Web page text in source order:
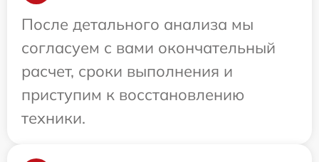
После детального анализа мы
согласуем с вами окончательный
расчет, сроки выполнения и
приступим к восстановлению
техники.